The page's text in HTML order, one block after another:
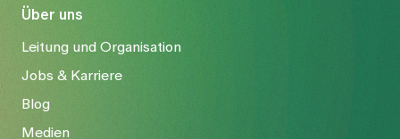
Über uns
Leitung und Organisation
Jobs & Karriere
Blog
Medien